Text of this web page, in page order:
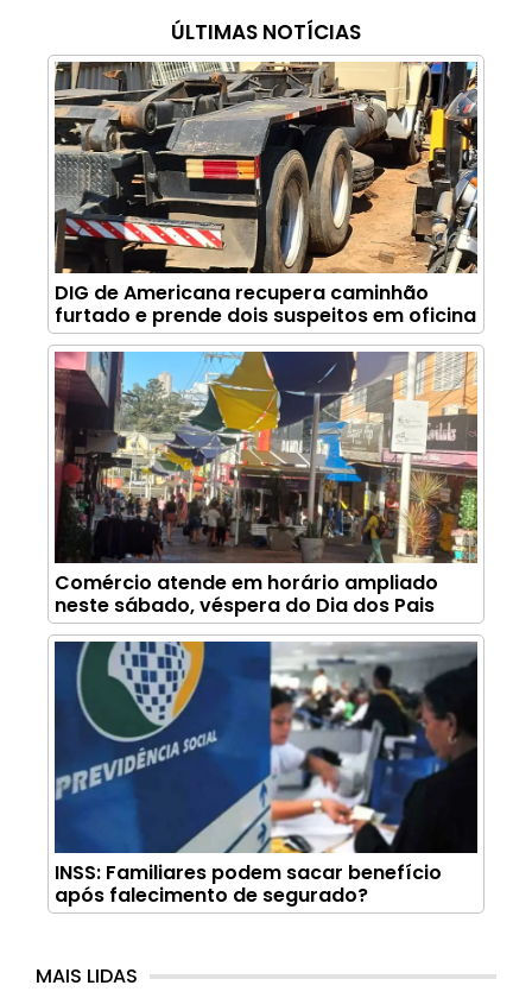
ÚLTIMAS NOTÍCIAS
DIG de Americana recupera caminhão
furtado e prende dois suspeitos em oficina
Comércio atende em horário ampliado
neste sábado, véspera do Dia dos Pais
INSS: Familiares podem sacar benefício
após falecimento de segurado?
MAIS LIDAS